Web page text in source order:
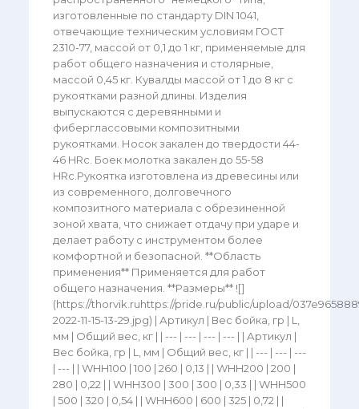
изготовленные по стандарту DIN 1041,
отвечающие техническим условиям ГОСТ
2310-77, массой от 0,1 до 1 кг, применяемые для
работ общего назначения и столярные,
массой 0,45 кг. Кувалды массой от 1 до 8 кг с
рукоятками разной длины. Изделия
выпускаются с деревянными и
фиберглассовыми композитными
рукоятками. Носок закален до твердости 44-
46 HRc. Боек молотка закален до 55-58
HRc.Рукоятка изготовлена из древесины или
из современного, долговечного
композитного материала с обрезиненной
зоной хвата, что снижает отдачу при ударе и
делает работу с инструментом более
комфортной и безопасной. **Область
применения** Применяется для работ
общего назначения. **Размеры** ![]
(https://thorvik.ruhttps://pride.ru/public/upload/
2022-11-15-13-29.jpg) | Артикул | Вес бойка, гр | L,
мм | Общий вес, кг | | --- | --- | --- | --- | | Артикул |
Вес бойка, гр | L, мм | Общий вес, кг | | --- | --- | ---
| --- | | WHH100 | 100 | 260 | 0,13 | | WHH200 | 200 |
280 | 0,22 | | WHH300 | 300 | 300 | 0,33 | | WHH500
| 500 | 320 | 0,54 | | WHH600 | 600 | 325 | 0,72 | |